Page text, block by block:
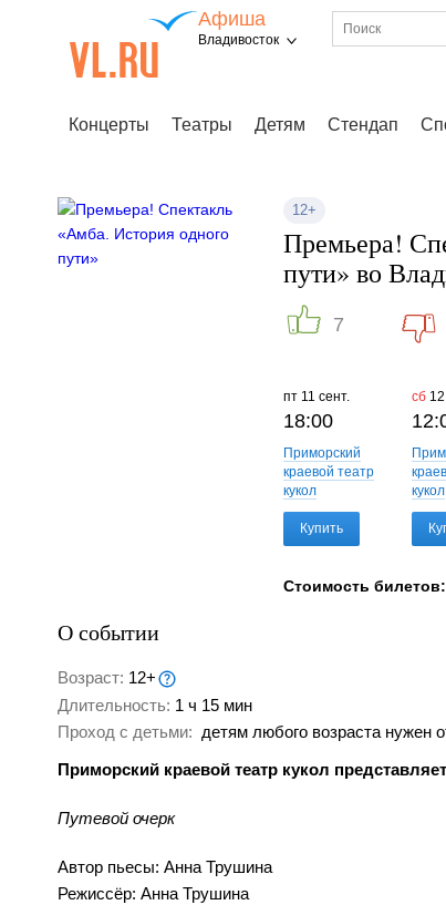
Афиша
Владивосток
Концерты Театры Детям Стендап
12+
Премьера!
пути» во
7
пт 11 сент.
18:00
Приморский
краевой театр
кукол
Купить
сб
кукол
Стоимость
О событии
Возраст: 12+
Длительность: 1 ч 15 мин
Проход с детьми: детям любого возраста нужен
Приморский краевой театр кукол
Путевой очерк
Автор пьесы: Анна Трушина
Режиссёр: Анна Трушина